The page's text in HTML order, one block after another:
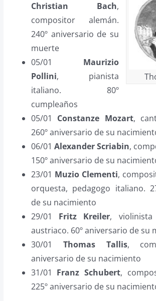
Christian Bach,
compositor alemán.
240º aniversario de su
muerte
05/01 Maurizio
Pollini, pianista
italiano. 80º
cumpleaños
05/01 Constanze Mozart,
260º aniversario de su
06/01 Alexander Scriabin,
150º aniversario de su
23/01 Muzio Clementi,
orquesta, pedagogo italiano.
de su nacimiento
29/01 Fritz Kreiler,
austriaco. 60º aniversario de su
30/01 Thomas Tallis,
aniversario de su nacimiento
31/01 Franz Schubert,
225º aniversario de su